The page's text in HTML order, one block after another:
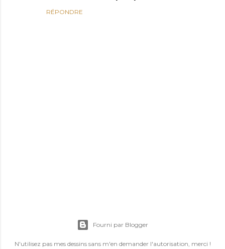
RÉPONDRE
g
Fourni par Blogger
N'utilisez pas mes dessins sans m'en demander l'autorisation, merci !